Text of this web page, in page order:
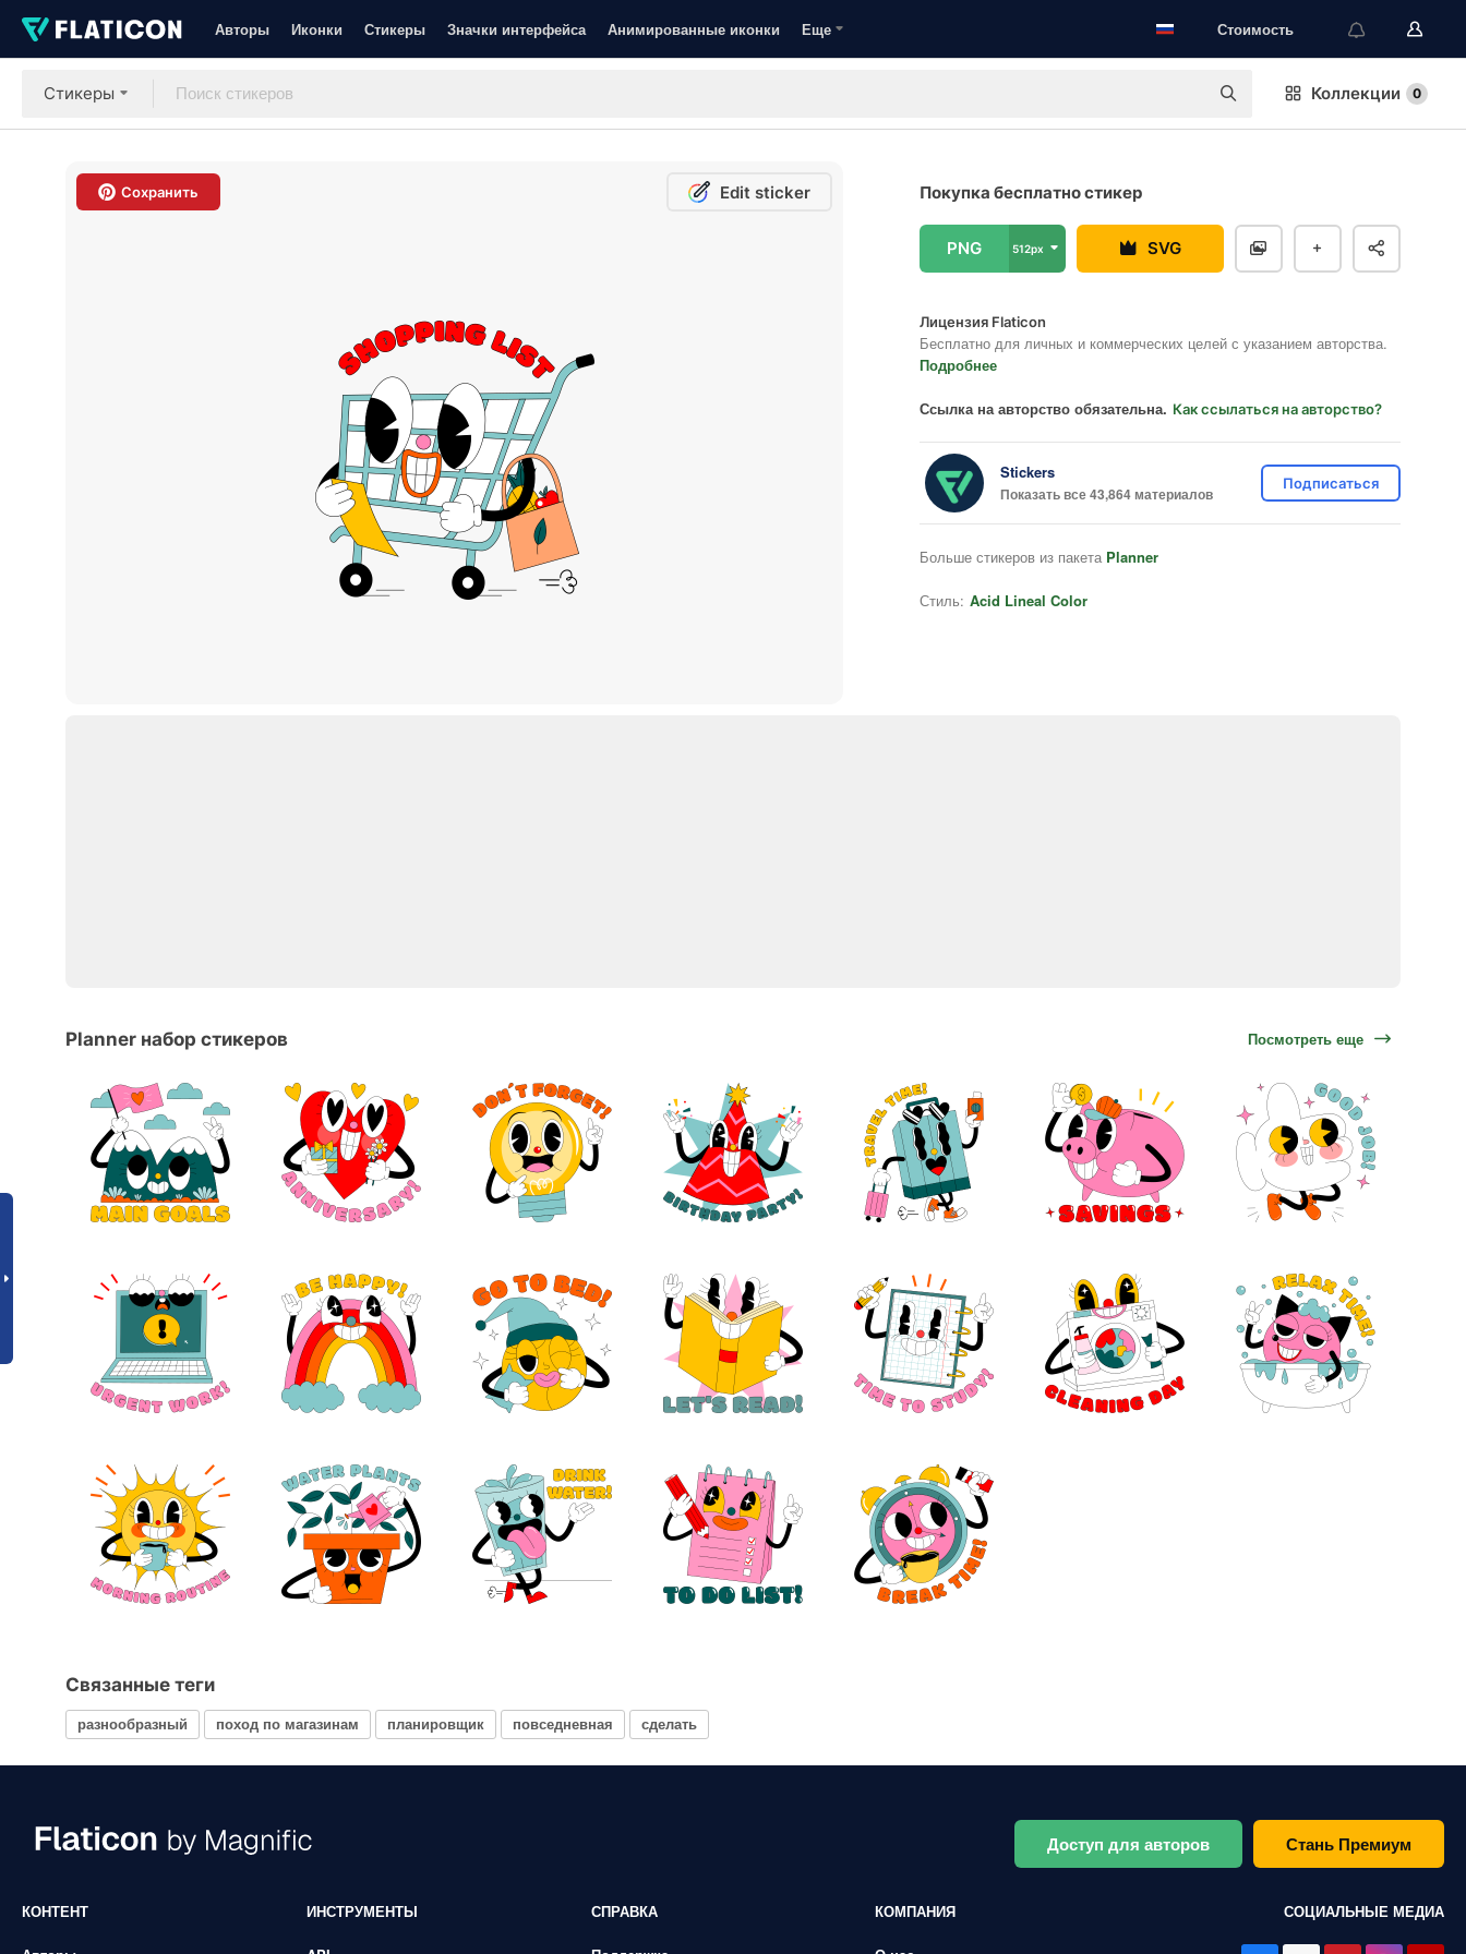
Авторы Иконки Стикеры Значки интерфейса Анимированные иконки Еще Стоимость
Стикеры Коллекции 0
Сохранить Edit sticker Покупка бесплатно стикер
PNG 512px SVG
Лицензия Flaticon
Бесплатно для личных и коммерческих целей с указанием авторства.
Подробнее
Ссылка на авторство обязательна. Как ссылаться на авторство?
Stickers
Показать все 43,864 материалов
Подписаться
Больше стикеров из пакета Planner
Стиль: Acid Lineal Color
Planner набор стикеров Посмотреть еще
Связанные теги
разнообразный поход по магазинам планировщик повседневная сделать
Доступ для авторов Стань Премиум
КОНТЕНТ ИНСТРУМЕНТЫ СПРАВКА КОМПАНИЯ СОЦИАЛЬНЫЕ МЕДИА